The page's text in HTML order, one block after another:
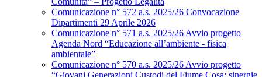
Comunicazione n° 572 a.s. 2025/26 Convocazione
Dipartimenti 29 Aprile 2026
Comunicazione n° 571 a.s. 2025/26 Avvio progetto
Agenda Nord “Educazione all’ambiente - fisica
ambientale”
Comunicazione n° 570 a.s. 2025/26 Avvio progetto